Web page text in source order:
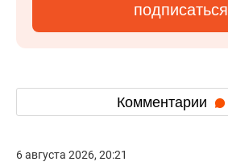
подписаться
Комментарии
6 августа 2026, 20:21